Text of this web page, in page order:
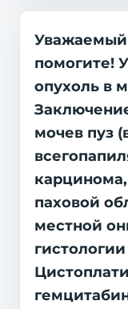
Уважаемый
помогите!
опухоль в
мочев пуз
паховой
местной